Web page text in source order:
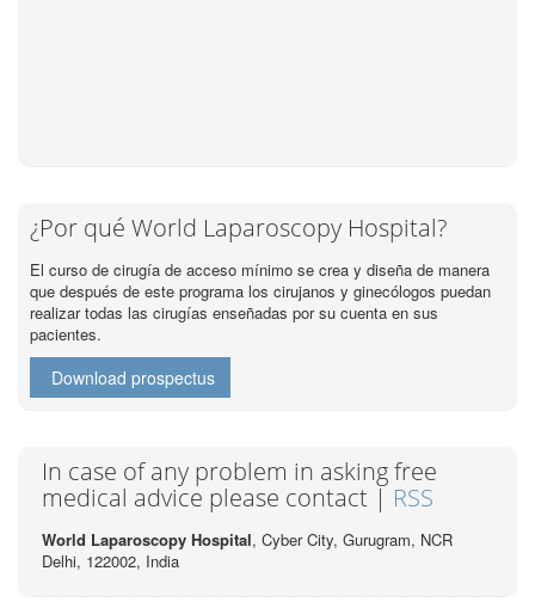
¿Por qué World Laparoscopy Hospital?
El curso de cirugía de acceso mínimo se crea y diseña de manera
que después de este programa los cirujanos y ginecólogos puedan
realizar todas las cirugías enseñadas por su cuenta en sus
pacientes.
Download prospectus
In case of any problem in asking free
medical advice please contact | RSS
World Laparoscopy Hospital, Cyber City, Gurugram, NCR
Delhi, 122002, India